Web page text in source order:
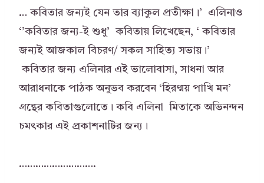
… কবিতার জন্যই যেন তার ব্যাকুল প্রতীক্ষা।’ এলিনাও
‘’কবিতার জন্য-ই শুধু’ কবিতায় লিখেছেন, ‘ কবিতার
জন্যই আজকাল বিচরণ/ সকল সাহিত্য সভায়।’
কবিতার জন্য এলিনার এই ভালোবাসা, সাধনা আর
আরাধনাকে পাঠক অনুভব করবেন ‘হিরণ্ময় পাখি মন’
গ্রন্থের কবিতাগুলোতে। কবি এলিনা মিতাকে অভিনন্দন
চমৎকার এই প্রকাশনাটির জন্য।
……………………….